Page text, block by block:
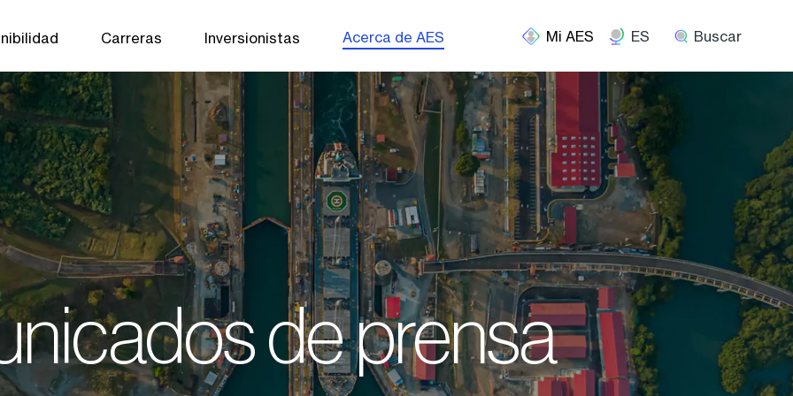
Carreras Inversionistas Acerca de AES ES Buscar
de prensa